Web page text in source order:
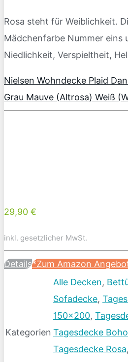
Rosa steht für Weiblichkeit.
Mädchenfarbe Nummer eins
Niedlichkeit, Verspieltheit,
Nielsen Wohndecke Plaid
Grau Mauve (Altrosa) Weiß
29,90 €
inkl. gesetzlicher MwSt.
Details*Zum Amazon
Kategorien
Alle Decken,
Sofadecke,
150x200,
Tagesdecke Boho
Tagesdecke Rosa,